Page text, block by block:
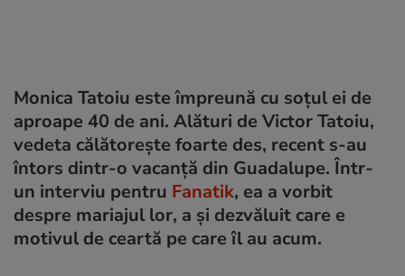
Monica Tatoiu este împreună cu soțul ei de
aproape 40 de ani. Alături de Victor Tatoiu,
vedeta călătorește foarte des, recent s-au
întors dintr-o vacanță din Guadalupe. Într-
un interviu pentru Fanatik, ea a vorbit
despre mariajul lor, a și dezvăluit care e
motivul de ceartă pe care îl au acum.